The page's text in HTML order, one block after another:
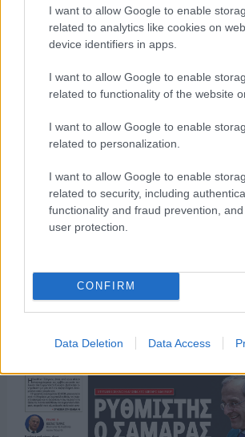
I want to allow Google to enable
related to analytics like cookies on
device identifiers in apps.
I want to allow Google to enable
related to functionality of the website
I want to allow Google to enable
related to personalization.
I want to allow Google to enable
related to security, including
functionality and fraud prevention,
user protection.
CONFIRM
Data Deletion Data Access
της Ζωής μας
Οι άνθρωποι, οι αυθεντικές
το ελληνικό καλοκαίρι και
ΓΙΑ ΤΟ ΚΑΛΟΚΑΙΡΙ ΣΟΥ
ΤΟ ΠΑΡΟΝ ΤΗΣ